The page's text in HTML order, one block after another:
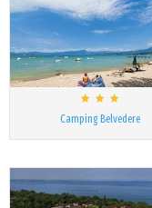
Camping Belvedere